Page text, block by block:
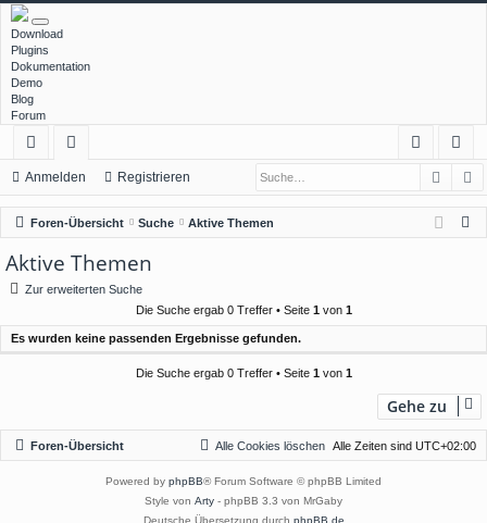
Download
Plugins
Dokumentation
Demo
Blog
Forum
ch
ne
llz
ug
f
or
en
m
el
ist
rie
Anmelden Registrieren
Foren-Übersicht Suche Aktive Themen
Aktive Themen
Zur erweiterten Suche
Die Suche ergab 0 Treffer • Seite 1von 1
Es wurden keine passenden Ergebnisse gefunden.
Die Suche ergab 0 Treffer • Seite 1von 1
Gehe zu
Foren-Übersicht Alle Zeiten sind UTC+02:00
Alle Cookies löschen
Powered by phpBB® Forum Software © phpBB Limited
Style von Arty - phpBB 3.3 von MrGaby
Deutsche Übersetzung durch phpBB.de